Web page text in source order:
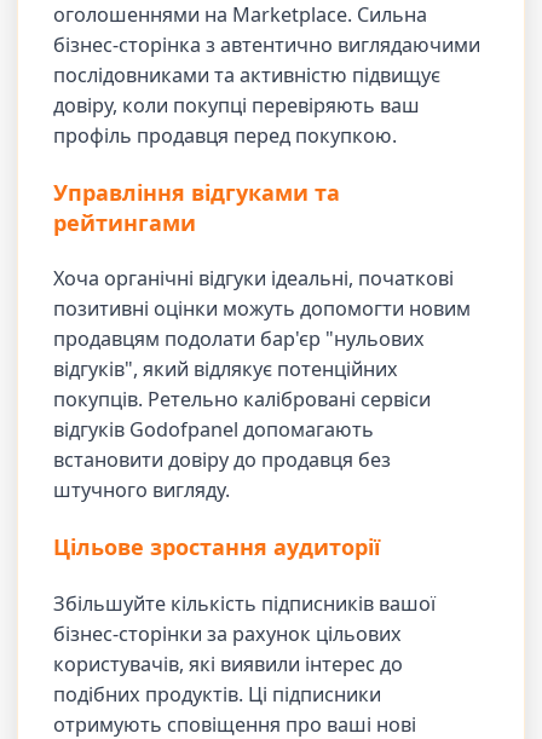
оголошеннями на Marketplace. Сильна
бізнес-сторінка з автентично виглядаючими
послідовниками та активністю підвищує
довіру, коли покупці перевіряють ваш
профіль продавця перед покупкою.
Управління відгуками та
рейтингами
Хоча органічні відгуки ідеальні, початкові
позитивні оцінки можуть допомогти новим
продавцям подолати бар'єр "нульових
відгуків", який відлякує потенційних
покупців. Ретельно калібровані сервіси
відгуків Godofpanel допомагають
встановити довіру до продавця без
штучного вигляду.
Цільове зростання аудиторії
Збільшуйте кількість підписників вашої
бізнес-сторінки за рахунок цільових
користувачів, які виявили інтерес до
подібних продуктів. Ці підписники
отримують сповіщення про ваші нові